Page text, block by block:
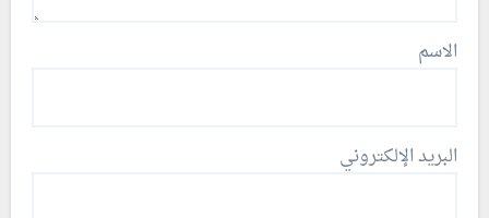
الاسم
البريد الإلكتروني